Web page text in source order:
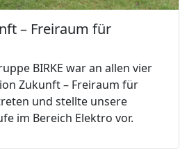
– Freiraum für
BIRKE war an allen vier
Zukunft – Freiraum für
und stellte unsere
im Bereich Elektro vor.